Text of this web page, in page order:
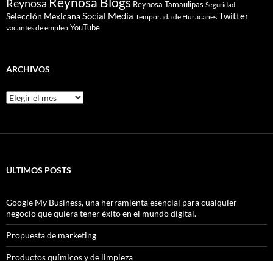
Reynosa Reynosa Tamaulipas Seguridad
Selección MexicanaSocial Media Temporada de Huracanes Twitter
vacantes de empleo YouTube
ARCHIVOS
Archivos
ULTIMOS POSTS
Google My Business, una herramienta esencial para cualquier
negocio que quiera tener éxito en el mundo digital.
Propuesta de marketing
Productos químicos y de limpieza